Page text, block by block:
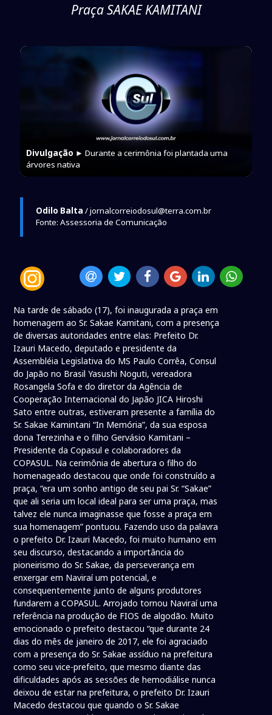
Praça SAKAE KAMITANI
Divulgação ► Durante a cerimônia foi plantada uma
árvores nativa
Odilo Balta / jornalcorreiodosul@terra.com.br
Fonte: Assessoria de Comunicação
Na tarde de sábado (17), foi inaugurada a praça em
homenagem ao Sr. Sakae Kamitani, com a presença
de diversas autoridades entre elas: Prefeito Dr.
Izauri Macedo, deputado e presidente da
Assembléia Legislativa do MS Paulo Corrêa, Consul
do Japão no Brasil Yasushi Noguti, vereadora
Rosangela Sofa e do diretor da Agência de
Cooperação Internacional do Japão JICA Hiroshi
Sato entre outras, estiveram presente a família do
Sr. Sakae Kamintani “In Memória”, da sua esposa
dona Terezinha e o filho Gervásio Kamitani –
Presidente da Copasul e colaboradores da
COPASUL. Na cerimônia de abertura o filho do
homenageado destacou que onde foi construído a
praça, “era um sonho antigo de seu pai Sr. “Sakae”
que ali seria um local ideal para ser uma praça, mas
talvez ele nunca imaginasse que fosse a praça em
sua homenagem” pontuou. Fazendo uso da palavra
o prefeito Dr. Izauri Macedo, foi muito humano em
seu discurso, destacando a importância do
pioneirismo do Sr. Sakae, da perseverança em
enxergar em Naviraí um potencial, e
consequentemente junto de alguns produtores
fundarem a COPASUL. Arrojado tornou Naviraí uma
referência na produção de FIOS de algodão. Muito
emocionado o prefeito destacou “que durante 24
dias do mês de janeiro de 2017, ele foi agraciado
com a presença do Sr. Sakae assíduo na prefeitura
como seu vice-prefeito, que mesmo diante das
dificuldades após as sessões de hemodiálise nunca
deixou de estar na prefeitura, o prefeito Dr. Izauri
Macedo destacou que quando o Sr. Sakae